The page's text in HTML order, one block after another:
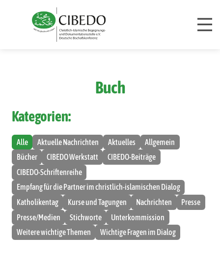
Buch
Kategorien:
Alle Aktuelle Nachrichten Aktuelles
Allgemein
Bücher
CIBEDO Werkstatt
CIBEDO-Beiträge
CIBEDO-Schriftenreihe
Empfang für die Partner im christlich-islamischen Dialog
Katholikentag
Kurse und Tagungen Nachrichten
Presse
Presse/Medien
Stichworte
Unterkommission
Weitere wichtige Themen
Wichtige Fragen im Dialog